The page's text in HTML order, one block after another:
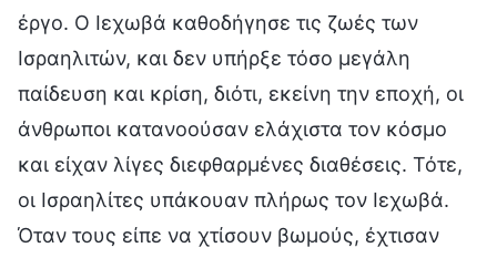
έργο. Ο Ιεχωβά καθοδήγησε τις ζωές των
Ισραηλιτών, και δεν υπήρξε τόσο μεγάλη
παίδευση και κρίση, διότι, εκείνη την εποχή, οι
άνθρωποι κατανοούσαν ελάχιστα τον κόσμο
και είχαν λίγες διεφθαρμένες διαθέσεις. Τότε,
οι Ισραηλίτες υπάκουαν πλήρως τον Ιεχωβά.
Όταν τους είπε να χτίσουν βωμούς, έχτισαν